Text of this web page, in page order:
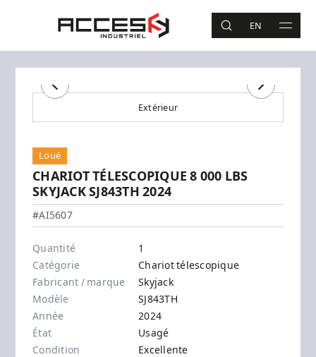
Accès Industriel
RECHERCHE
EN MAIN
Recherche
Précédent Suivant
Extérieur
Loué
CHARIOT TÉLESCOPIQUE 8 000 LBS
SKYJACK SJ843TH 2024
Skyjack - SJ843TH
#AI5607
Quantité
1
Catégorie
Chariot télescopique
Fabricant / marque
Skyjack
Modèle
SJ843TH
Année
2024
État
Usagé
Condition
Excellente